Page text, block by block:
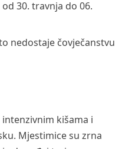
30. travnja do 06.
nedostaje čovječanstvu
kišama i
Mjestimice su zrna